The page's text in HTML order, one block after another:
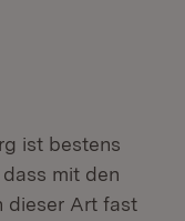
ist bestens
mit den
dieser Art fast